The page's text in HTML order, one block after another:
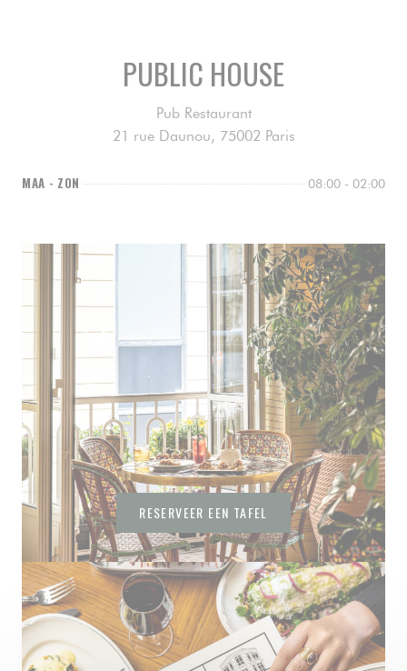
MEER INFORMATIE
PUBLIC HOUSE
Pub Restaurant
21 rue Daunou, 75002 Paris
MAA - ZON 08:00 - 02:00
RESERVEER EEN TAFEL